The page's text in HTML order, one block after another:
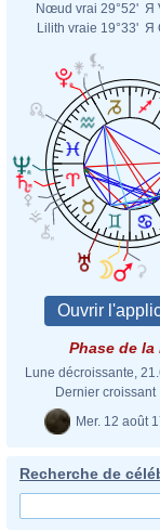
Nœud vrai 29°52' Я
Lilith vraie 19°33' Я
Phase de la
Lune décroissante,
Dernier croissant
Mer. 12 août
Recherche de